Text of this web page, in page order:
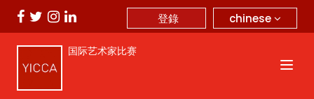
chinese
登錄
国际艺术家比赛